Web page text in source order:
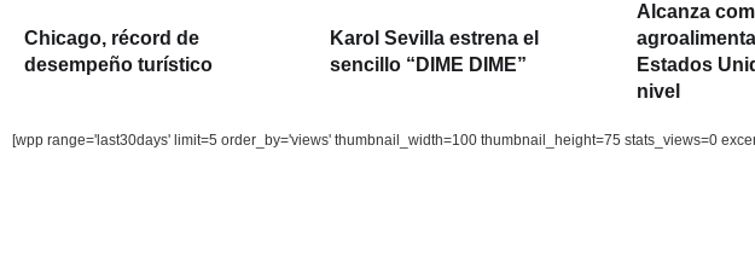
Chicago, récord de
desempeño turístico
Karol Sevilla estrena el
sencillo “DIME DIME”
Alcanza
Estados
nivel
[wpp range='last30days' limit=5 order_by='views' thumbnail_width=100 thumbnail_height=75 stats_views=0